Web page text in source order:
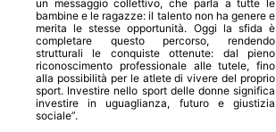
un messaggio collettivo, che parla a tutte le
bambine e le ragazze: il talento non ha genere e
merita le stesse opportunità. Oggi la sfida è
completare questo percorso, rendendo
strutturali le conquiste ottenute: dal pieno
riconoscimento professionale alle tutele, fino
alla possibilità per le atlete di vivere del proprio
sport. Investire nello sport delle donne significa
investire in uguaglianza, futuro e giustizia
sociale”.